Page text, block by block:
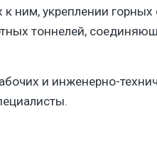
ним, укреплении горных
тоннелей,
и инженерно-